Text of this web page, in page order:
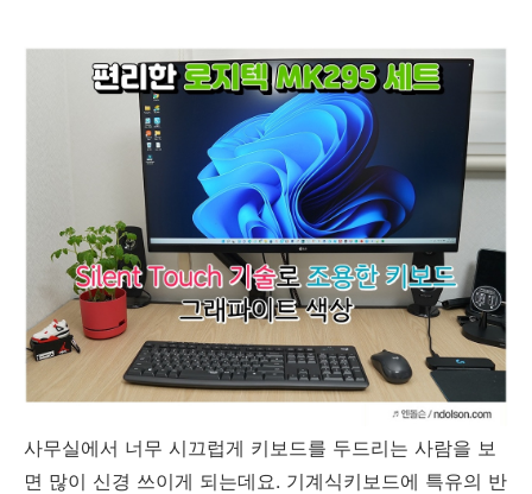
사무실에서 너무 시끄럽게 키보드를 두드리는 사람을 보
면 많이 신경 쓰이게 되는데요. 기계식키보드에 특유의 반